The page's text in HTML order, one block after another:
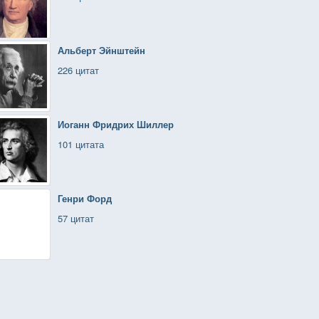
Альберт Эйнштейн
226 цитат
Иоганн Фридрих Шиллер
101 цитата
Генри Форд
57 цитат